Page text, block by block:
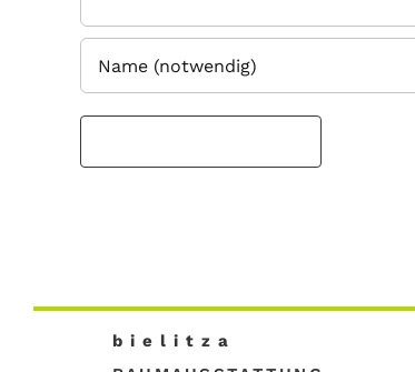
b i e l i t z a